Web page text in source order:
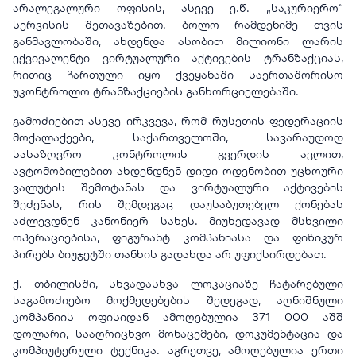
არალეგალური ოფისის, ასევე ე.წ. „საკურიერო“
სერვისის შეთავაზებით. ბოლო რამდენიმე თვის
განმავლობაში, ახდენდა ასობით მილიონი ლარის
ექვივალენტი ვირტუალური აქტივების ტრანზაქციას,
რითიც ჩართული იყო ქვეყანაში საერთაშორისო
უკონტროლო ტრანზაქციების განხორციელებაში.
გამოძიებით ასევე ირკვევა, რომ რუსეთის ფედერაციის
მოქალაქეები, საქართველოში, სავარაუდოდ
სასაზღვრო კონტროლის გვერდის ავლით,
ავტომობილებით ახდენდნენ დიდი ოდენობით უცხოური
ვალუტის შემოტანას და ვირტუალური აქტივების
შეძენას, რის შემდეგაც დაუსაბუთებელ ქონებას
აძლევდნენ კანონიერ სახეს. მიუხედავად მსხვილი
ოპერაციებისა, ფიგურანტ კომპანიასა და ფიზიკურ
პირებს ბიუჯეტში თანხის გადახდა არ უფიქსირდებათ.
ქ. თბილისში, სხვადასხვა ლოკაციაზე ჩატარებული
საგამოძიებო მოქმედებების შედეგად, აღნიშნული
კომპანიის ოფისიდან ამოღებულია 371 000 აშშ
დოლარი, სააღრიცხვო მონაცემები, დოკუმენტაცია და
კომპიუტერული ტექნიკა. აგრეთვე, ამოღებულია ერთი